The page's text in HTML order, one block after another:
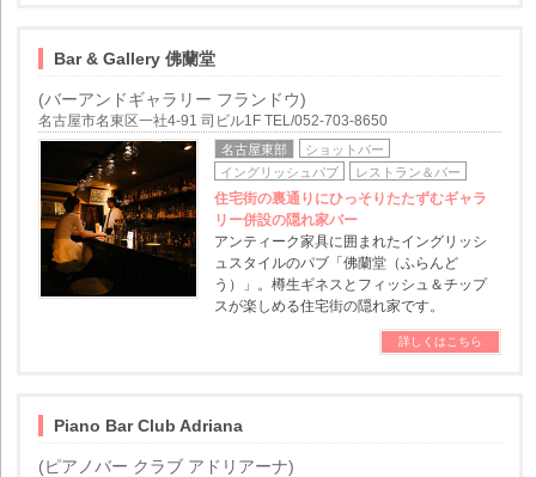
Bar & Gallery 佛蘭堂
(バーアンドギャラリー フランドウ)
名古屋市名東区一社4-91 司ビル1F TEL/052-703-8650
名古屋東部
ショットバー
イングリッシュパブ
レストラン＆バー
住宅街の裏通りにひっそりたたずむギャラ
リー併設の隠れ家バー
アンティーク家具に囲まれたイングリッシ
ュスタイルのパブ「佛蘭堂（ふらんど
う）」。樽生ギネスとフィッシュ＆チップ
スが楽しめる住宅街の隠れ家です。
詳しくはこちら
Piano Bar Club Adriana
(ピアノバー クラブ アドリアーナ)